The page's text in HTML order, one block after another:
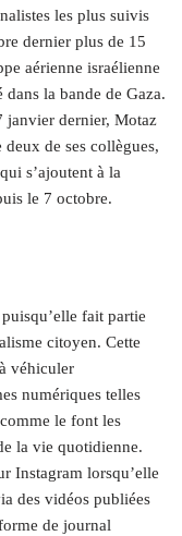
les plus suivis
dernier plus de 15
aérienne israélienne
la bande de Gaza.
janvier dernier, Motaz
deux de ses collègues,
s’ajoutent à la
le 7 octobre.
fait partie
citoyen. Cette
véhiculer
numériques telles
le font les
la vie quotidienne.
Instagram lorsqu’elle
des vidéos publiées
de journal